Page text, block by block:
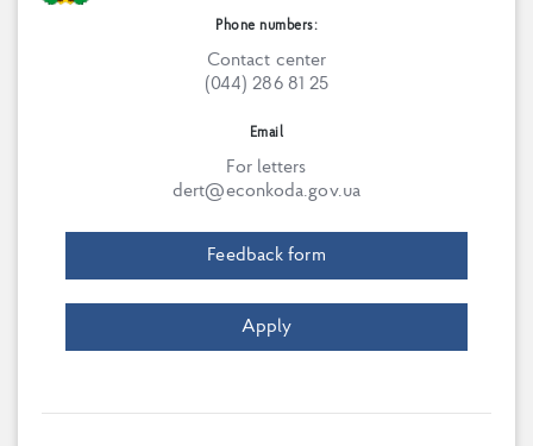
Phone numbers:
Contact center
(044) 286 81 25
Email
For letters
dert@econkoda.gov.ua
Feedback form
Apply